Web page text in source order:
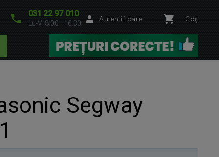
031 22 97 010
Lu-Vi 8:00—16:30
Autentificare Coș
Segway